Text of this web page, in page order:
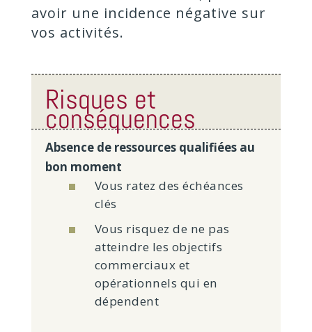
avoir une incidence négative sur
vos activités.
Risques et
conséquences
Absence de ressources qualifiées au
bon moment
Vous ratez des échéances
clés
Vous risquez de ne pas
atteindre les objectifs
commerciaux et
opérationnels qui en
dépendent